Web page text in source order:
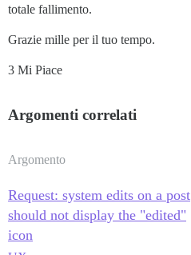
totale fallimento.
Grazie mille per il tuo tempo.
3 Mi Piace
Argomenti correlati
Argomento
Request: system edits on a post
should not display the "edited"
icon